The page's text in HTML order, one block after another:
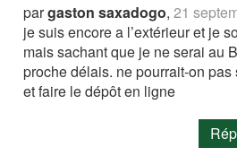
pargaston saxadogo,21
je suis encore a l’extérieur et je
mais sachant que je ne serai au
proche délais. ne pourrait-on
et faire le dépôt en ligne